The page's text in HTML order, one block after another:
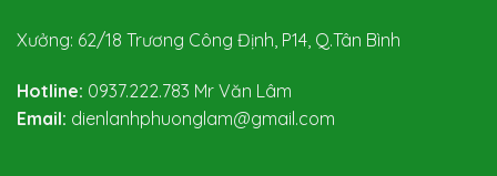
Xưởng: 62/18 Trương Công Định, P14, Q.Tân Bình
Hotline: 0937.222.783 Mr Văn Lâm
Email: dienlanhphuonglam@gmail.com